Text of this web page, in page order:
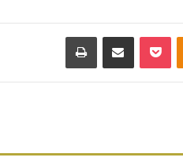
بوكيت مشاركة عبر البريد